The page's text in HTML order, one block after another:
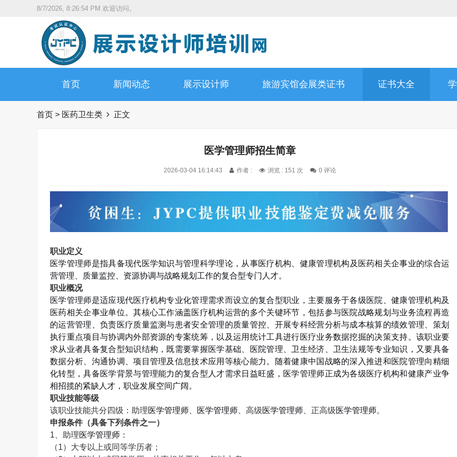
8/7/2026, 8:26:55 PM 欢迎访问。
首页 新闻动态 展示设计师 旅游宾馆会展类证书 证书大全
首页 > 医药卫生类 正文
医学管理师招生简章
2026-03-04 16:14:43 作者 : 浏览 : 151 次 0 评论
职业定义
医学管理师是指具备现代医学知识与管理科学理论，从事医疗机构、健康管理机构及医药相关企事业的综合运
营管理、质量监控、资源协调与战略规划工作的复合型专门人才。
职业概况
医学管理师是适应现代医疗机构专业化管理需求而设立的复合型职业，主要服务于各级医院、健康管理机构及
医药相关企事业单位。其核心工作涵盖医疗机构运营的多个关键环节，包括参与医院战略规划与业务流程再造
的运营管理、负责医疗质量监测与患者安全管理的质量管控、开展专科经营分析与成本核算的绩效管理、策划
执行重点项目与协调内外部资源的专案统筹，以及运用统计工具进行医疗业务数据挖掘的决策支持。该职业要
求从业者具备复合型知识结构，既需要掌握医学基础、医院管理、卫生经济、卫生法规等专业知识，又要具备
数据分析、沟通协调、项目管理及信息技术应用等核心能力。随着健康中国战略的深入推进和医院管理向精细
化转型，具备医学背景与管理能力的复合型人才需求日益旺盛，医学管理师正成为各级医疗机构和健康产业争
相招揽的紧缺人才，职业发展空间广阔。
职业技能等级
该职业技能共分四级：助理医学管理师 医学管理师 、高级医学管理师 、正高级医学管理师。
申报条件（具备下列条件之一）
1 、助理医学管理师 ：
（1）大专以上或同等学历者；